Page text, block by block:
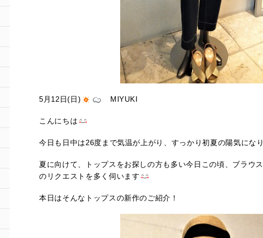
5月12日(日) MIYUKI
こんにちは
今日も日中は26度まで気温が上がり、すっかり初夏の陽気にな
夏に向けて、トップスをお探しの方も多い今日この頃、ブラウ
のリクエストを多く伺います
本日はそんなトップスの新作のご紹介！